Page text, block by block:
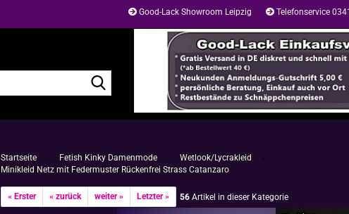
Good-Lack Showroom Leipzig Telefonservice
Startseite Fetish Kinky Damenmode Wetlook/Lycrakleid
Minikleid Netz mit Federmuster Rückenfrei Strass Catanzaro
« Erster « zurück weiter » Letzter » 56 Artikel in dieser Kategorie